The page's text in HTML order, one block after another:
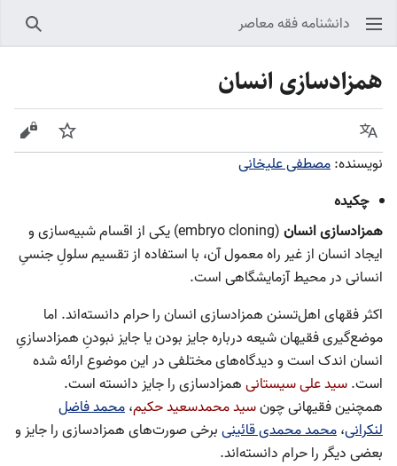
دانشنامه فقه معاصر
همزادسازی انسان
زبان پیگیری
نویسنده:مصطفی علیخانی
چکیده
همزادسازی انسان
(embryo cloning) یکی از اقسام شبیه‌سازی و
ایجاد انسان از غیر راه معمول آن، با استفاده از تقسیم سلولِ جنسیِ
انسانی در محیط آزمایشگاهی است.
اکثر فقهای اهل‌تسنن همزادسازی انسان را حرام دانسته‌اند. اما
موضع‌گیری فقیهان شیعه درباره جایز بودن یا جایز نبودنِ همزادسازیِ
انسان اندک است و دیدگاه‌های مختلفی در این موضوع ارائه شده
است.سید علی سیستانیهمزادسازی را جایز دانسته است.
همچنین فقیهانی چونسید محمدسعید حکیم،محمد فاضل
لنکرانی،محمد محمدی قائینیبرخی صورت‌های همزادسازی را جایز و
بعضی دیگر را حرام دانسته‌اند.